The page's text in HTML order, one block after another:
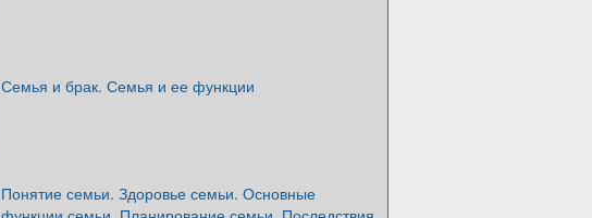
Семья и брак. Семья и ее функции
Понятие семьи. Здоровье семьи. Основные